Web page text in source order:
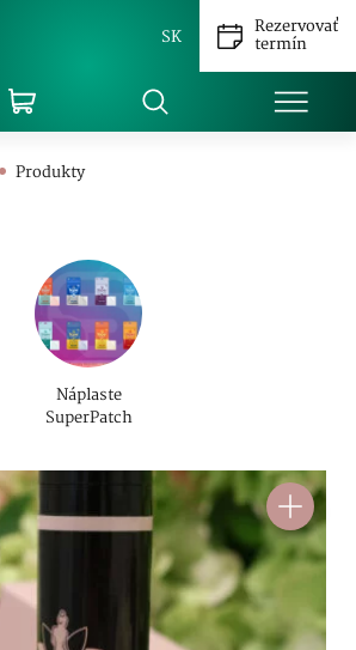
SK Rezervovať
termín
Produkty
Náplaste
SuperPatch